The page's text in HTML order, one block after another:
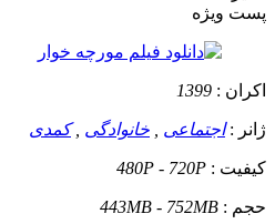
پست ويژه
اکران : 1399
ژانر :اجتماعی خانوادگی ,کمدی
کیفیت : 480P - 720P
حجم : 443MB - 752MB